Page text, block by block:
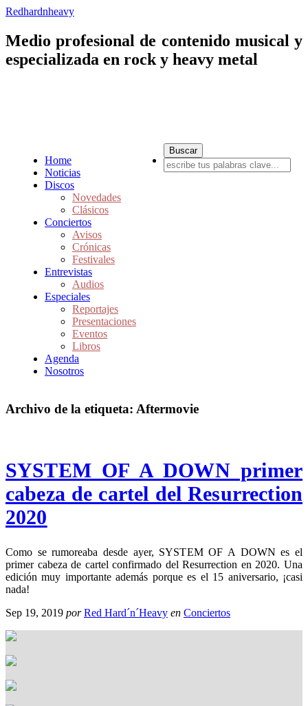
Redhardnheavy
Medio profesional de contenido musical y
especializada en rock y heavy metal
Home
Noticias
Discos
Novedades
Clásicos
Conciertos
Avisos
Crónicas
Festivales
Entrevistas
Audios
Especiales
Reportajes
Presentaciones
Eventos
Libros
Agenda
Nosotros
Archivo de la etiqueta: Aftermovie
SYSTEM OF A DOWN primer
cabeza de cartel del Resurrection
2020
Como se rumoreaba desde ayer, SYSTEM OF A DOWN es el
primer cabeza de cartel confirmado del Resurrection en 2020. Una
edición muy importante además porque es el 15 aniversario, ¡casi
nada!
Sep 19, 2019 por Red Hard´n´Heavy en Conciertos